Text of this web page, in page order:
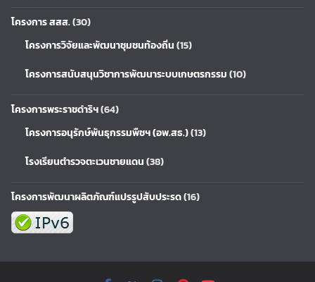
โครงการ สสส.(30)
โครงการวิจัยและพัฒนาชุมชนท้องถิ่น(15)
โครงการสนับสนุนวิชาการพัฒนาระบบเกษตรกรรม(10)
โครงการพระราชดำริฯ(64)
โครงการอนุรักษ์พันธุกรรมพืชฯ (อพ.สธ.)(13)
โรงเรียนตำรวจตะเวนชายแดน(38)
โครงการพัฒนาผลิตภัณฑ์แปรรูปสับประรด(16)